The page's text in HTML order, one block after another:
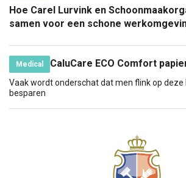
Hoe Carel Lurvink en
samen voor een schone
Medical CaluCare ECO Comfort
Vaak wordt onderschat dat men flink op deze
besparen